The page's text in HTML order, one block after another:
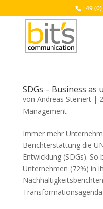
+49
SDGs – Business
von Andreas Steinert|
Management
Immer mehr
Berichterstattung die
Entwicklung (SDGs).
Unternehmen (72%) in
Transformationsagenda